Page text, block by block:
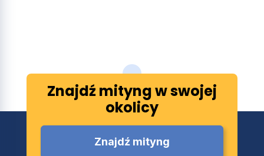
Znajdź mityng w swojej
okolicy
Znajdź mityng